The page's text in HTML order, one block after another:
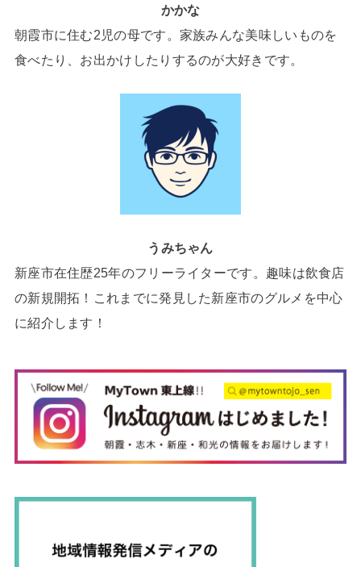
かかな
朝霞市に住む2児の母です。家族みんな美味しいものを
食べたり、お出かけしたりするのが大好きです。
うみちゃん
新座市在住歴25年のフリーライターです。趣味は飲食店
の新規開拓！これまでに発見した新座市のグルメを中心
に紹介します！